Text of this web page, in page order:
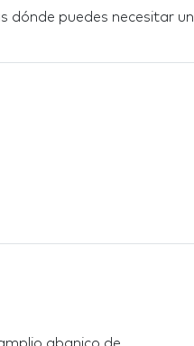
dónde puedes necesitar un
abanico de